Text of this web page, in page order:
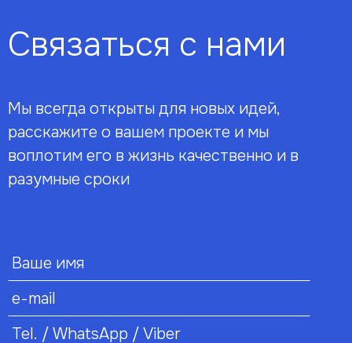
Связаться с нами
Мы всегда открыты для новых идей,
расскажите о вашем проекте и мы
воплотим его в жизнь качественно и в
разумные сроки